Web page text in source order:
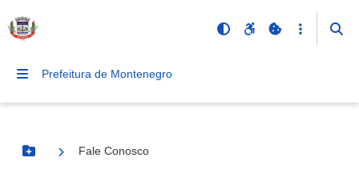
Prefeitura de Montenegro
Botão Menu
Fale Conosco